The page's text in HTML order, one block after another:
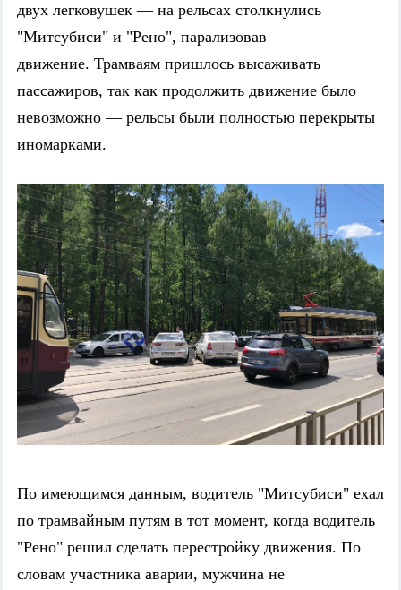
двух легковушек — на рельсах столкнулись
"Митсубиси" и "Рено", парализовав
движение. Трамваям пришлось высаживать
пассажиров, так как продолжить движение было
невозможно — рельсы были полностью перекрыты
иномарками.
По имеющимся данным, водитель "Митсубиси" ехал
по трамвайным путям в тот момент, когда водитель
"Рено" решил сделать перестройку движения. По
словам участника аварии, мужчина не